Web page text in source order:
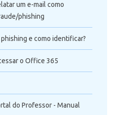
um e-mail como
phishing
e como identificar?
o Office 365
do Professor - Manual